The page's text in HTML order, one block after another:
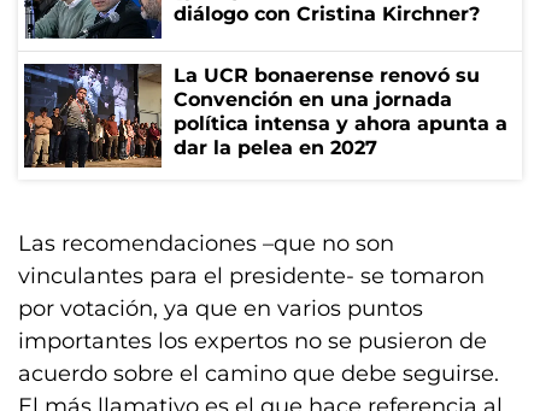
diálogo con Cristina Kirchner?
La UCR bonaerense renovó su
Convención en una jornada
política intensa y ahora apunta a
dar la pelea en 2027
Las recomendaciones –que no son
vinculantes para el presidente- se tomaron
por votación, ya que en varios puntos
importantes los expertos no se pusieron de
acuerdo sobre el camino que debe seguirse.